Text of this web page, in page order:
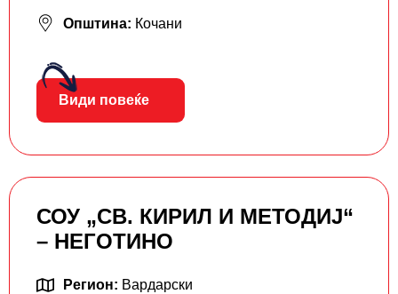
Општина: Кочани
Види повеќе
СОУ „СВ. КИРИЛ И МЕТОДИЈ“
– НЕГОТИНО
Регион: Вардарски